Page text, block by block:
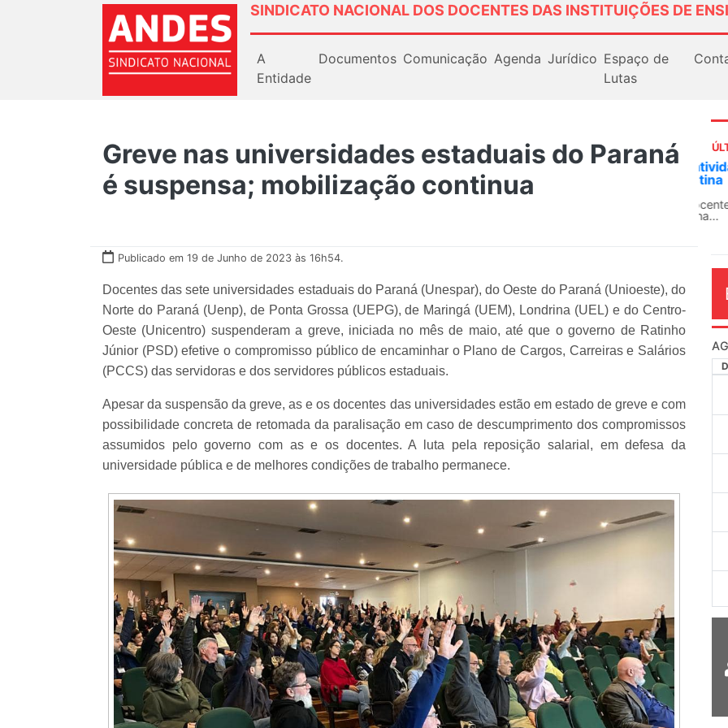
SINDICATO NACIONAL DOS DOCENTES DAS INSTITUIÇÕES DE
A
Entidade
Documentos Comunicação Agenda Jurídico Espaço de
Lutas
Greve nas universidades estaduais do Paraná
é suspensa; mobilização continua
Publicado em 19 de Junho de 2023 às 16h54.
Docentes das sete universidades estaduais do Paraná (Unespar), do Oeste do Paraná (Unioeste), do
Norte do Paraná (Uenp), de Ponta Grossa (UEPG), de Maringá (UEM), Londrina (UEL) e do Centro-
Oeste (Unicentro) suspenderam a greve, iniciada no mês de maio, até que o governo de Ratinho
Júnior (PSD) efetive o compromisso público de encaminhar o Plano de Cargos, Carreiras e Salários
(PCCS) das servidoras e dos servidores públicos estaduais.
Apesar da suspensão da greve, as e os docentes das universidades estão em estado de greve e com
possibilidade concreta de retomada da paralisação em caso de descumprimento dos compromissos
assumidos pelo governo com as e os docentes. A luta pela reposição salarial, em defesa da
universidade pública e de melhores condições de trabalho permanece.
O